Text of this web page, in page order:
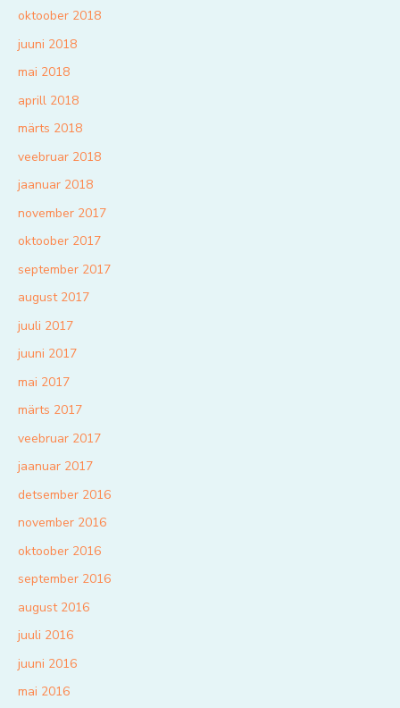
oktoober 2018
juuni 2018
mai 2018
aprill 2018
märts 2018
veebruar 2018
jaanuar 2018
november 2017
oktoober 2017
september 2017
august 2017
juuli 2017
juuni 2017
mai 2017
märts 2017
veebruar 2017
jaanuar 2017
detsember 2016
november 2016
oktoober 2016
september 2016
august 2016
juuli 2016
juuni 2016
mai 2016